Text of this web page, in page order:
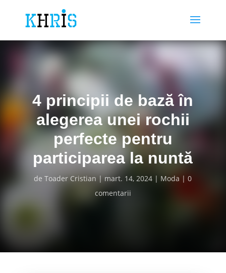
4 principii de bază în
alegerea unei rochii
perfecte pentru
participarea la nuntă
deToader Cristian mart. 14, 2024 Moda
0
comentarii